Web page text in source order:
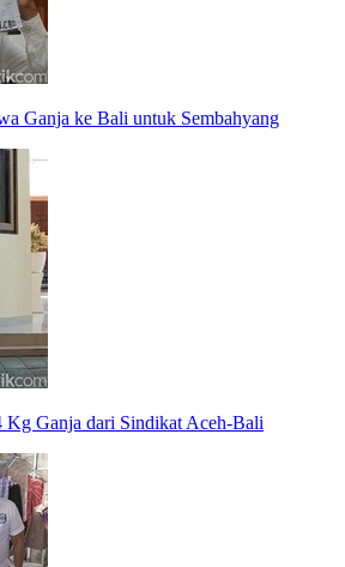
Ganja ke Bali untuk Sembahyang
Ganja dari Sindikat Aceh-Bali